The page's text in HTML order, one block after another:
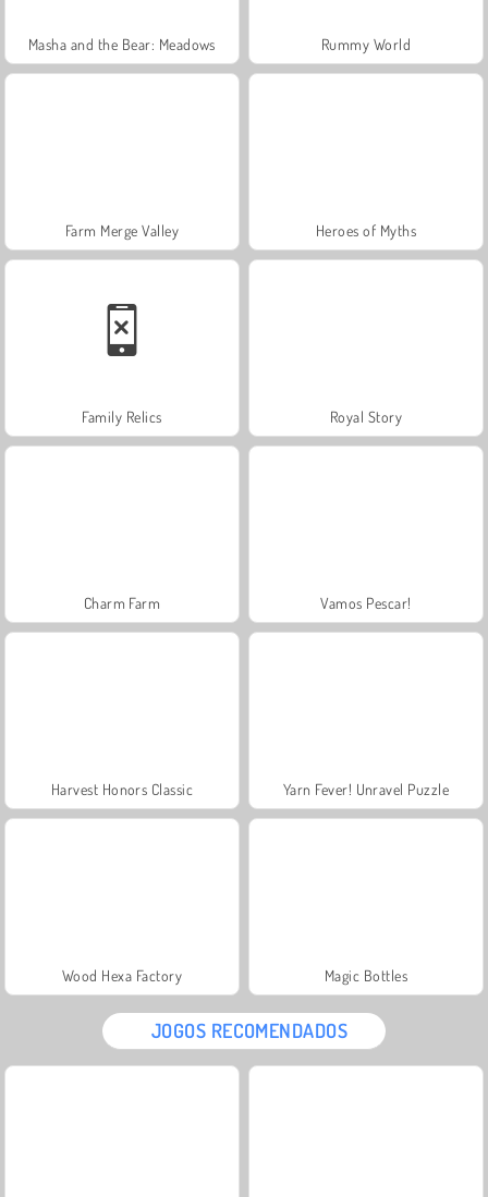
Masha and the Bear: Meadows Rummy World
Farm Merge Valley Heroes of Myths
Family Relics Royal Story
Charm Farm Vamos Pescar!
Harvest Honors Classic Yarn Fever! Unravel Puzzle
Wood Hexa Factory Magic Bottles
JOGOS RECOMENDADOS